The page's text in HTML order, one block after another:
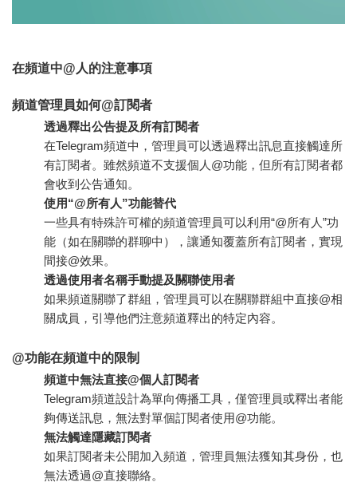
在頻道中@人的注意事項
頻道管理員如何@訂閱者
透過釋出公告提及所有訂閱者
在Telegram頻道中，管理員可以透過釋出訊息直接觸達所
有訂閱者。雖然頻道不支援個人@功能，但所有訂閱者都
會收到公告通知。
使用“@所有人”功能替代
一些具有特殊許可權的頻道管理員可以利用“@所有人”功
能（如在關聯的群聊中），讓通知覆蓋所有訂閱者，實現
間接@效果。
透過使用者名稱手動提及關聯使用者
如果頻道關聯了群組，管理員可以在關聯群組中直接@相
關成員，引導他們注意頻道釋出的特定內容。
@功能在頻道中的限制
頻道中無法直接@個人訂閱者
Telegram頻道設計為單向傳播工具，僅管理員或釋出者能
夠傳送訊息，無法對單個訂閱者使用@功能。
無法觸達隱藏訂閱者
如果訂閱者未公開加入頻道，管理員無法獲知其身份，也
無法透過@直接聯絡。